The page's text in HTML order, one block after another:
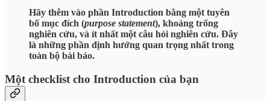
Hãy thêm vào phần Introduction bằng một tuyên
bố mục đích (purpose statement), khoảng trống
nghiên cứu, và ít nhất một câu hỏi nghiên cứu. Đây
là những phần định hướng quan trọng nhất trong
toàn bộ bài báo.
Một checklist cho Introduction của bạn